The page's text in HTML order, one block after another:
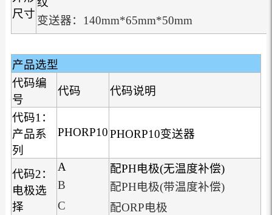
尺寸
变送器：140mm*65mm*50mm
产品选型
代码编
号
代码 代码说明
代码1：
产品系
列
PHORP10PHORP10变送器
代码2：
电极选
择
A
B
C
配PH电极(无温度补偿)
配PH电极(带温度补偿)
配ORP电极